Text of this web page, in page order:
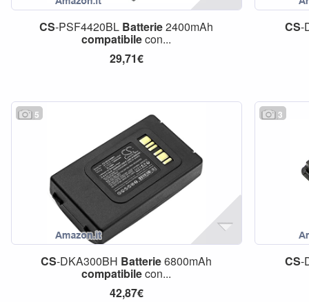
CS-PSF4420BL Batterie2400mAh
compatibilecon...
29,71€
CS-
5
CS-DKA300BH Batterie6800mAh
compatibilecon...
42,87€
3
CS-